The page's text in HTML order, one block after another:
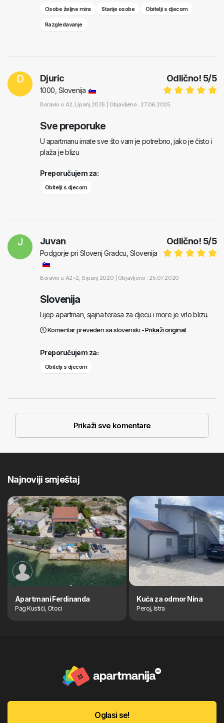
Osobe željne mira Starije osobe Obitelji s djecom
Razgledavanje
D Odlično! 5/5
Djuric
1000, Slovenija
Boravio u A2, Lipanj 2025 | Objavljeno : 27.06.2025
Sve preporuke
U apartmanu imate sve što vam je potrebno, jako je čisto i
plaža je blizu
Preporučujem za:
Obitelji s djecom
J Odlično! 5/5
Juvan
Podgorje pri Slovenj Gradcu, Slovenija
Boravio u A2+2, Srpanj 2020 | Objavljeno : 25.07.2020
Slovenija
Lijep apartman, sjajna terasa za djecu i more je vrlo blizu.
Komentar preveden sa slovenski -Prikaži original
Preporučujem za:
Obitelji s djecom
Prikaži sve komentare
Najnoviji smještaj
Apartmani Ferdinanda
Pag Kustići, Otoci
Kuća za odmor Nina
Peroj, Istra
Oglasi se!